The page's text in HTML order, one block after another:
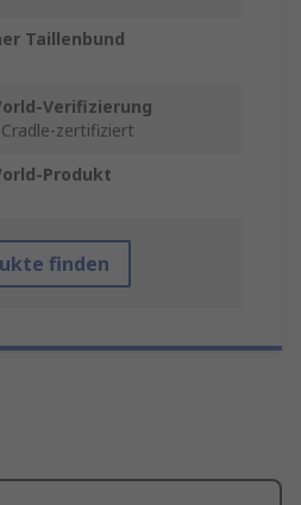
Taillenbund
Verifizierung
zertifiziert
Produkt
finden